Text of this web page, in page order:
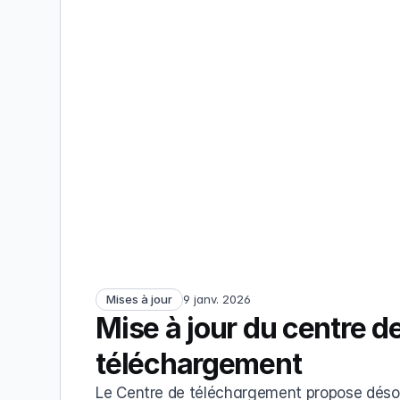
Mises à jour 9 janv. 2026
Mise à jour du centre
téléchargement
Le Centre de téléchargement propose